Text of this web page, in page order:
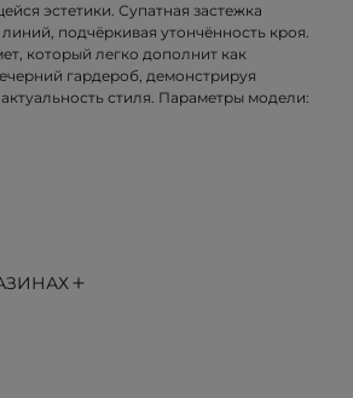
эстетики. Супатная застежка
подчёркивая утончённость кроя.
который легко дополнит как
гардероб, демонстрируя
стиля. Параметры модели: